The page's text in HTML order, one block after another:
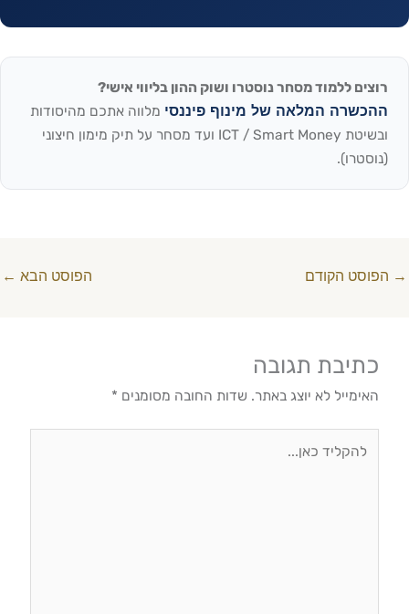
רוצים ללמוד מסחר נוסטרו ושוק ההון בליווי אישי?
ההכשרה המלאה של מינוף פיננסי מלווה אתכם מהיסודות
ובשיטת ICT / Smart Money ועד מסחר על תיק מימון חיצוני
(נוסטרו).
→ הפוסט הקודם הפוסט הבא ←
כתיבת תגובה
האימייל לא יוצג באתר. שדות החובה מסומנים *